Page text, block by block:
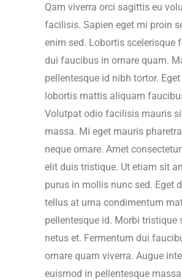
Qam viverra orci sagittis eu
facilisis. Sapien eget mi proin
enim sed. Lobortis scelerisque
dui faucibus in ornare quam.
pellentesque id nibh tortor.
lobortis mattis aliquam
Volutpat odio facilisis mauris
massa. Mi eget mauris
neque ornare. Amet
elit duis tristique. Ut etiam sit
purus in mollis nunc sed. Eget
tellus at urna condimentum
pellentesque id. Morbi tristique
netus et. Fermentum dui
ornare quam viverra. Augue
euismod in pellentesque